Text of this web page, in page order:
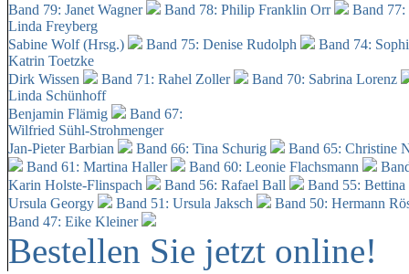
Band 79: Janet Wagner Band 78: Philip Franklin Orr
Band
Linda Freyberg
Sabine Wolf (Hrsg.)
Band 75: Denise Rudolph
Band 74:
Katrin Toetzke
Dirk Wissen
Band 71: Rahel Zoller
Band 70: Sabrina Lorenz
Linda Schünhoff
Benjamin Flämig
Band 67:
Wilfried Sühl-Strohmenger
Jan-Pieter Barbian
Band 66: Tina Schurig
Band 65: Christine
Band 61: Martina Haller
Band 60: Leonie Flachsmann
Karin Holste-Flinspach
Band 56: Rafael Ball
Band 55:
Ursula Georgy
Band 51: Ursula Jaksch Band 50: Hermann
Band 47: Eike Kleiner
Bestellen Sie jetzt online!